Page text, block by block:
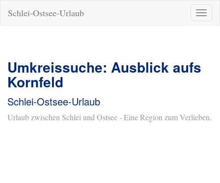
ein-/
Schlei-Ostsee-Urlaub
Umkreissuche: Ausblick aufs
Kornfeld
Schlei-Ostsee-Urlaub
Urlaub zwischen Schlei und Ostsee - Eine Region zum Verlieben.